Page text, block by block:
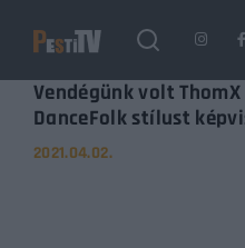
Vendégünk volt
DanceFolk stílust
2021.04.02.
Username or Email